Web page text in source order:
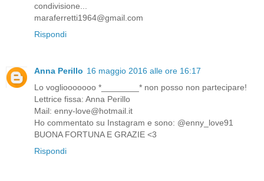
condivisione...
maraferretti1964@gmail.com
Rispondi
Anna Perillo 16 maggio 2016 alle ore 16:17
Lo vogliooooooo *________* non posso non partecipare!
Lettrice fissa: Anna Perillo
Mail: enny-love@hotmail.it
Ho commentato su Instagram e sono: @enny_love91
BUONA FORTUNA E GRAZIE <3
Rispondi